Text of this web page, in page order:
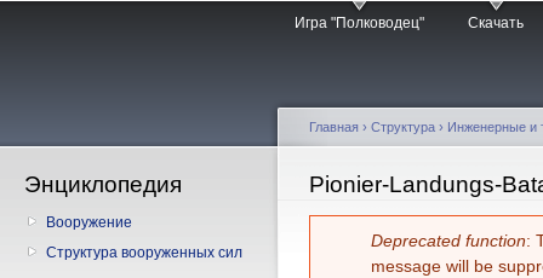
Игра "Полководец" Скачать
Энциклопедия
Вооружение
Структура вооруженных сил
Вы здесь
Главная › Структура › Инженерные и
Pionier-Landungs-
Сообщение об
Deprecated function:
message will be